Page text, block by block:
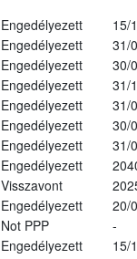
Engedélyezett
15/
Engedélyezett
31/
Engedélyezett
30/
Engedélyezett
31/
Engedélyezett
31/
Engedélyezett
30/
Engedélyezett
31/
Engedélyezett
Visszavont
Engedélyezett
20/
Not PPP
-
Engedélyezett
15/